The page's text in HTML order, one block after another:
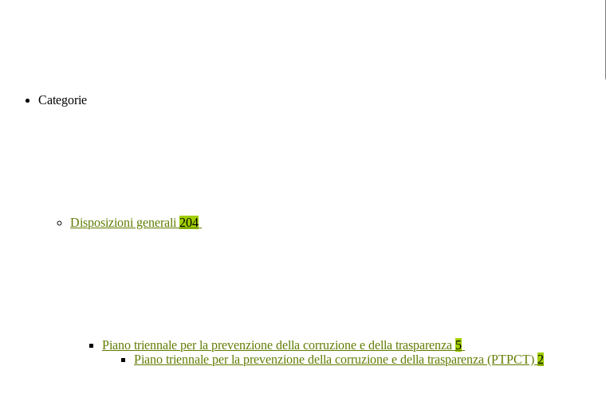
Categorie
Disposizioni generali 204
Piano triennale per la prevenzione della corruzione e della trasparenza 5
Piano triennale per la prevenzione della corruzione e della trasparenza (PTPCT) 2